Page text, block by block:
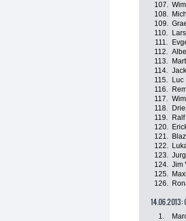
107.
108.
109.
110.
111.
112.
113.
114.
115.
Luc
116.
117.
118.
119.
120.
121.
122.
123.
124. Jim
125.
126.
1.